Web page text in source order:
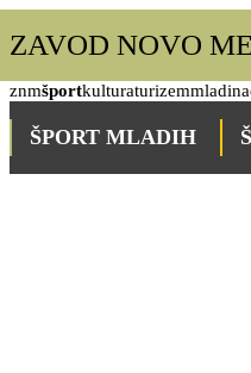
ZAVOD NOVO
znmšportkulturaturizemmladina
ŠPORT MLADIH